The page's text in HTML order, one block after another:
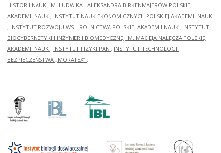
HISTORII NAUKI IM. LUDWIKA I ALEKSANDRA BIRKENMAJERÓW POLSKIEJ
AKADEMII NAUK ; INSTYTUT NAUK EKONOMICZNYCH POLSKIEJ AKADEMII NAUK
; INSTYTUT ROZWOJU WSI I ROLNICTWA POLSKIEJ AKADEMII NAUK ; INSTYTUT
BIOCYBERNETYKI I INŻYNIERII BIOMEDYCZNEJ IM. MACIEJA NAŁĘCZA POLSKIEJ
AKADEMII NAUK ; INSTYTUT FIZYKI PAN ; INSTYTUT TECHNOLOGII
BEZPIECZEŃSTWA „MORATEX” ;